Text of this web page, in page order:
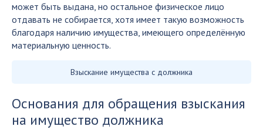
может быть выдана, но остальное физическое лицо
отдавать не собирается, хотя имеет такую возможность
благодаря наличию имущества, имеющего определённую
материальную ценность.
Взыскание имущества с должника
Основания для обращения взыскания
на имущество должника